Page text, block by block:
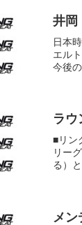
井岡
日本
エル
今後
ラ
■リン
リー
る）
メ